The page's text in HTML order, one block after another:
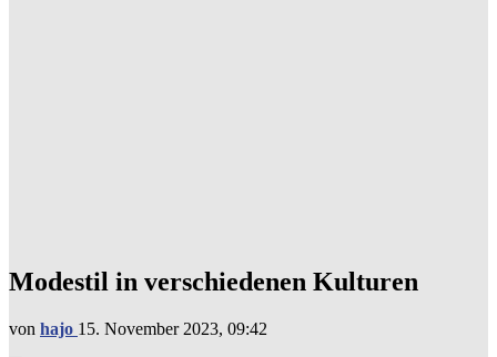
Modestil in verschiedenen Kulturen
von hajo 15. November 2023, 09:42